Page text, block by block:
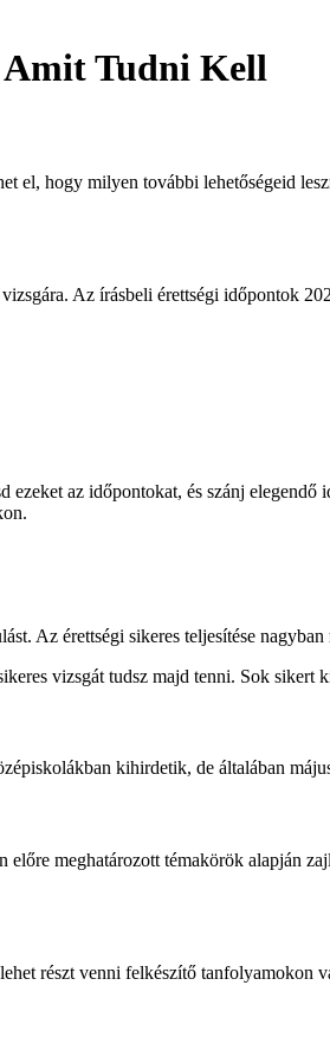
Amit Tudni Kell
el, hogy milyen további lehetőségeid
Az írásbeli érettségi időpontok
az időpontokat, és szánj
Az érettségi sikeres teljesítése
vizsgát tudsz majd tenni. Sok sikert
kihirdetik, de általában
meghatározott témakörök alapján
részt venni felkészítő tanfolyamokon